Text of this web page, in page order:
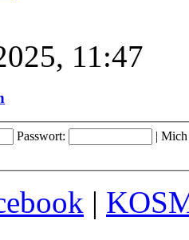
11:47
Passwort: | Mich
|